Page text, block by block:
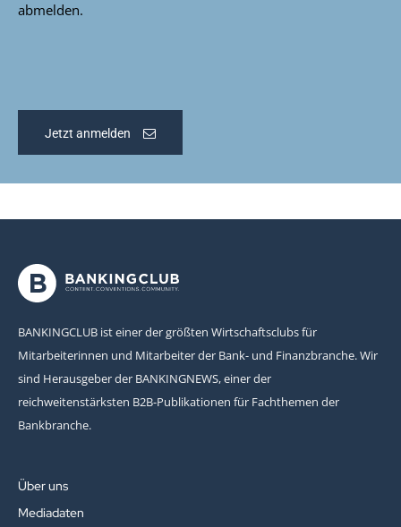
abmelden.
Jetzt anmelden
BANKINGCLUB ist einer der größten Wirtschaftsclubs für
Mitarbeiterinnen und Mitarbeiter der Bank- und Finanzbranche. Wir
sind Herausgeber der BANKINGNEWS, einer der
reichweitenstärksten B2B-Publikationen für Fachthemen der
Bankbranche.
Über uns
Mediadaten